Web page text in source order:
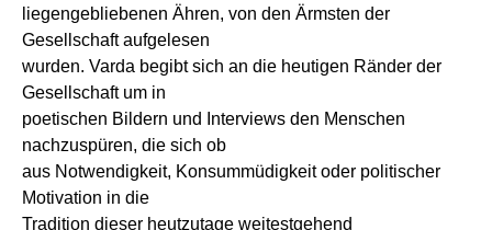
liegengebliebenen Ähren, von den Ärmsten der
Gesellschaft aufgelesen
wurden. Varda begibt sich an die heutigen Ränder der
Gesellschaft um in
poetischen Bildern und Interviews den Menschen
nachzuspüren, die sich ob
aus Notwendigkeit, Konsummüdigkeit oder politischer
Motivation in die
Tradition dieser heutzutage weitestgehend